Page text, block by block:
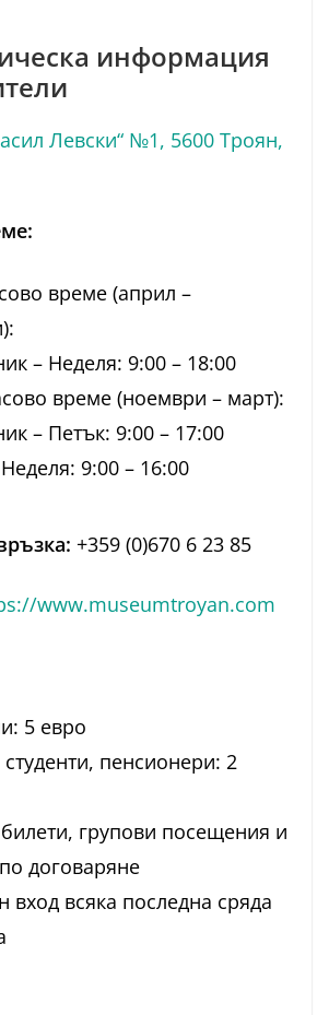
информация
Левски“ №1, 5600 Троян,
време (април –
– Неделя: 9:00 – 18:00
време (ноември – март):
– Петък: 9:00 – 17:00
9:00 – 16:00
+359 (0)670 6 23 85
www.museumtroyan.com
5 евро
пенсионери: 2
групови посещения и
договаряне
вход всяка последна сряда